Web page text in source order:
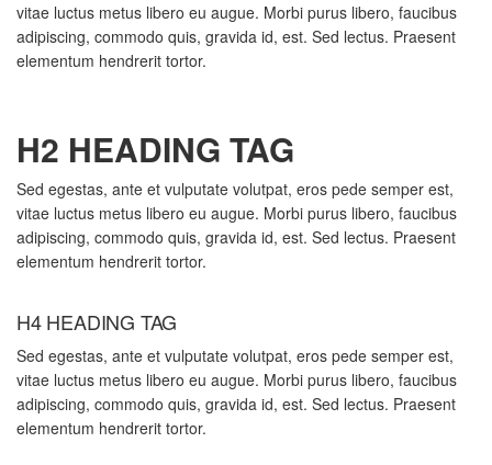
vitae luctus metus libero eu augue. Morbi purus libero, faucibus
adipiscing, commodo quis, gravida id, est. Sed lectus. Praesent
elementum hendrerit tortor.
H2 HEADING TAG
Sed egestas, ante et vulputate volutpat, eros pede semper est,
vitae luctus metus libero eu augue. Morbi purus libero, faucibus
adipiscing, commodo quis, gravida id, est. Sed lectus. Praesent
elementum hendrerit tortor.
H4 HEADING TAG
Sed egestas, ante et vulputate volutpat, eros pede semper est,
vitae luctus metus libero eu augue. Morbi purus libero, faucibus
adipiscing, commodo quis, gravida id, est. Sed lectus. Praesent
elementum hendrerit tortor.